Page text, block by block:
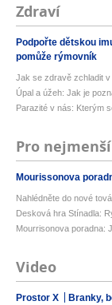
Zdraví
Podpořte dětskou
pomůže rýmovník
Jak se zdravě zchladit v
Úpal a úžeh: Jak je
Parazité v nás: Kterým
Pro nejmenší
Mourissonova
Nahlédněte do nové
Desková hra Stínadla:
Mourrisonova poradna:
Video
Prostor X Branky,